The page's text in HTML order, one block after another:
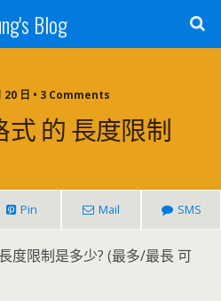
Blog
20 日 • 3 Comments
格式 的 長度限制
Pin Mail SMS
度限制是多少? (最多/最長 可